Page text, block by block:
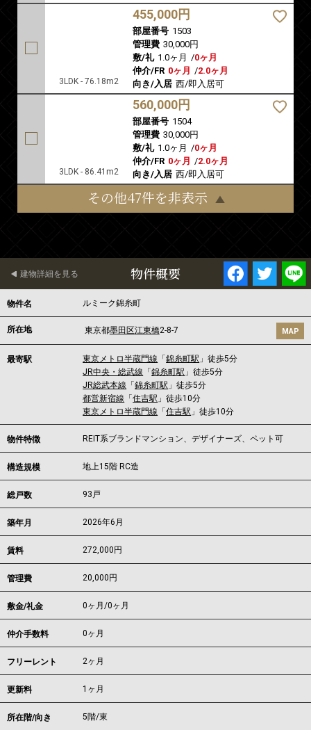
3LDK - 76.18m2
455,000円
部屋番号 1503
管理費 30,000円
敷/礼 1.0ヶ月 /0ヶ月
仲介/FR 0ヶ月 /2.0ヶ月
向き/入居 西/即入居可
3LDK - 86.41m2
560,000円
部屋番号 1504
管理費 30,000円
敷/礼 1.0ヶ月 /0ヶ月
仲介/FR 0ヶ月 /2.0ヶ月
向き/入居 西/即入居可
その他47件を非表示
物件概要
建物詳細を見る
物件名 ルミーク錦糸町
所在地 東京都墨田区江東橋2-8-7 MAP
最寄駅 東京メトロ半蔵門線 「錦糸町駅 」徒歩5分
JR中央・総武線 「錦糸町駅 」徒歩5分
JR総武本線 「錦糸町駅 」徒歩5分
都営新宿線 「住吉駅 」徒歩10分
東京メトロ半蔵門線 「住吉駅 」徒歩10分
物件特徴 REIT系ブランドマンション、デザイナーズ、ペット可
構造規模 地上15階 RC造
総戸数 93戸
築年月 2026年6月
賃料 272,000 円
管理費 20,000円
敷金/礼金 0ヶ月/0ヶ月
仲介手数料 0ヶ月
フリーレント 2ヶ月
更新料 1ヶ月
所在階/向き 5階/東